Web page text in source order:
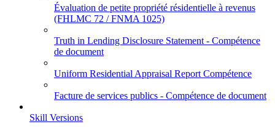
Évaluation de petite propriété résidentielle à revenus
(FHLMC 72 / FNMA 1025)
Truth in Lending Disclosure Statement - Compétence
de document
Uniform Residential Appraisal Report Compétence
Facture de services publics - Compétence de document
Skill Versions